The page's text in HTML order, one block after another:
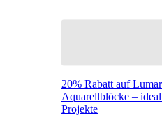
20% Rabatt auf
Aquarellblöcke –
Projekte